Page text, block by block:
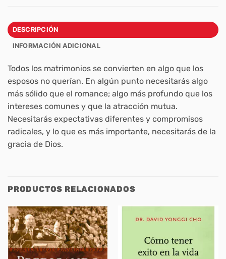
DESCRIPCIÓN
INFORMACIÓN ADICIONAL
Todos los matrimonios se convierten en algo que los
esposos no querían. En algún punto necesitarás algo
más sólido que el romance; algo más profundo que los
intereses comunes y que la atracción mutua.
Necesitarás expectativas diferentes y compromisos
radicales, y lo que es más importante, necesitarás de la
gracia de Dios.
PRODUCTOS RELACIONADOS